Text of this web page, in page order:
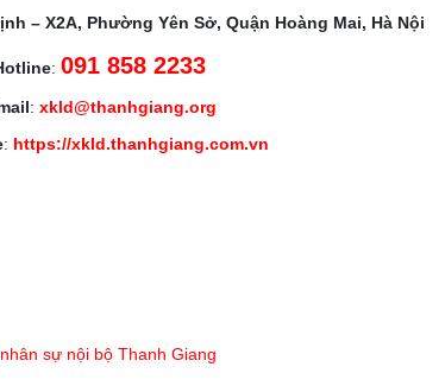
– X2A, Phường Yên Sở, Quận Hoàng Mai, Hà Nội
:091 858 2233
: xkld@thanhgiang.org
: https://xkld.thanhgiang.com.vn
sự nội bộ Thanh Giang